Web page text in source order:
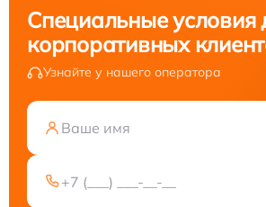
Специальные условия
корпоративных
Узнайте у нашего оператора